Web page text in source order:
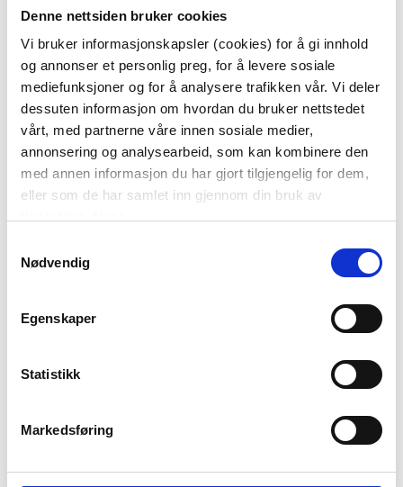
Denne nettsiden bruker cookies
Vi bruker informasjonskapsler (cookies) for å gi innhold
og annonser et personlig preg, for å levere sosiale
mediefunksjoner og for å analysere trafikken vår. Vi deler
dessuten informasjon om hvordan du bruker nettstedet
vårt, med partnerne våre innen sosiale medier,
annonsering og analysearbeid, som kan kombinere den
med annen informasjon du har gjort tilgjengelig for dem,
eller som de har samlet inn gjennom din bruk av
Nødvendig
Egenskaper
Statistikk
Markedsføring
TULIPAN 5 STK H 39 CM
GUL
249,00
GIRLANDER
FORSTYTHIA 160CM
349,00
GREN FORSYTHIA
GREN GRØNNE BLADER